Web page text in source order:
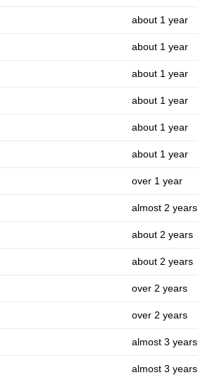
about 1 year
about 1 year
about 1 year
about 1 year
about 1 year
about 1 year
over 1 year
almost 2 years
about 2 years
about 2 years
over 2 years
over 2 years
almost 3 years
almost 3 years